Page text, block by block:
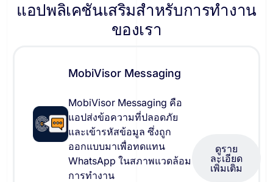
แอปพลิเคชันเสริมสำหรับการทำงาน
ของเรา
MobiVisor Messaging
MobiVisor Messaging คือ
แอปส่งข้อความที่ปลอดภัย
และเข้ารหัสข้อมูล ซึ่งถูก
ออกแบบมาเพื่อทดแทน
WhatsApp ในสภาพแวดล้อม
การทำงาน
ดูราย
ละเอียด
เพิ่มเติม